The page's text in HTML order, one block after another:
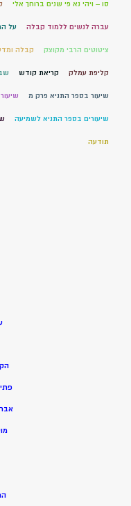
סו – ויהי נא פי שנים ברוחך אלי
עברה לנשים ללמוד קבלה על
ציטוטים הרבי מקוצק קבלה
קליפת עמלק קריאת קודש
שיעור בספר התניא פרק מ
שיעורים בספר התניא לשמיעה
תודעה